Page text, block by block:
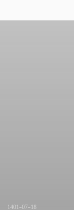
1401-07-18